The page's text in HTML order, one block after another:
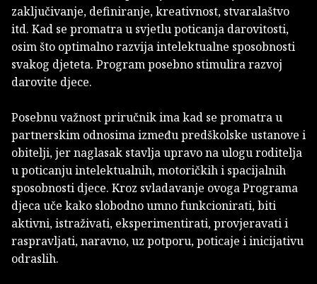
zaključivanje, definiranje, kreativnost, stvaralaštvo
itd. Kad se promatra u svjetlu poticanja darovitosti,
osim što optimalno razvija intelektualne sposobnosti
svakog djeteta. Program posebno stimulira razvoj
darovite djece.
Posebnu važnost priručnik ima kad se promatra u
partnerskim odnosima između predškolske ustanove i
obitelji, jer naglasak stavlja upravo na ulogu roditelja
u poticanju intelektualnih, motoričkih i spacijalnih
sposobnosti djece. Kroz svladavanje ovoga Programa
djeca uče kako slobodno umno funkcionirati, biti
aktivni, istraživati, eksperimentirati, provjeravati i
raspravljati, naravno, uz potporu, poticaje i inicijativu
odraslih.